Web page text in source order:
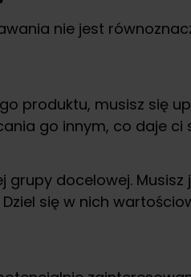
nie jest
produktu, musisz się
go innym, co daje ci
grupy docelowej.
się w nich